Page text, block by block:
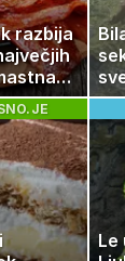
razbija
zaradi
ga
radi
Le